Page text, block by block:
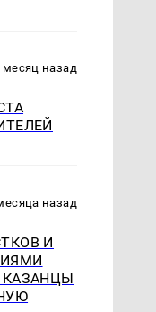
месяц назад
назад
И
КАЗАНЦЫ